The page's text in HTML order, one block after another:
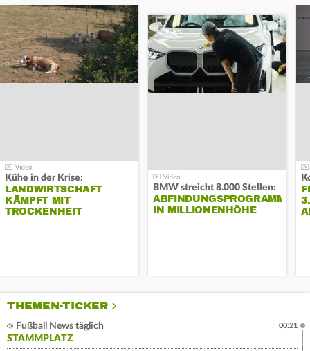
Kühe in der Krise:
LANDWIRTSCHAFT
KÄMPFT MIT
TROCKENHEIT
BMW streicht 8.000 Stellen:
ABFINDUNGSPROGRAMM
IN MILLIONENHÖHE
THEMEN-TICKER
Fußball News täglich
STAMMPLATZ
00:21